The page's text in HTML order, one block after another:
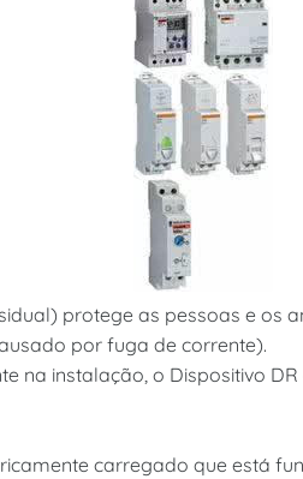
protege as pessoas e os
por fuga de corrente).
na instalação, o Dispositivo
carregado que está